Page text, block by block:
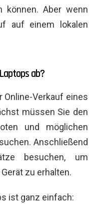
können. Aber wenn
auf einem lokalen
ab?
Online-Verkauf eines
müssen Sie den
und möglichen
Anschließend
besuchen, um
zu erhalten.
ist ganz einfach: